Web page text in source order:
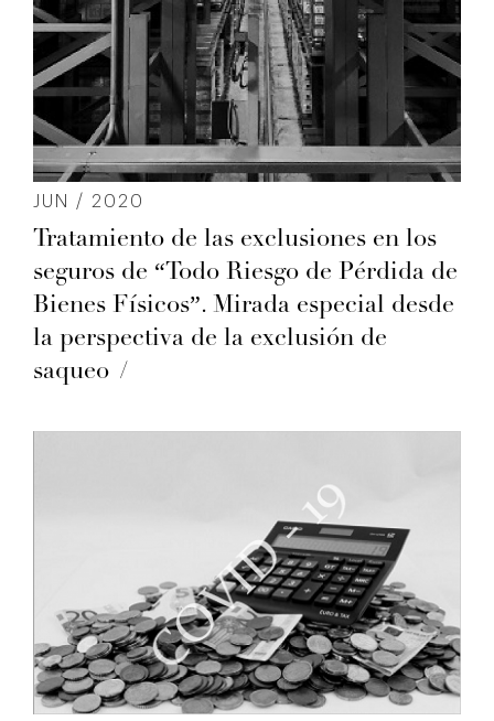
JUN / 2020
Tratamiento de las exclusiones en los
seguros de “Todo Riesgo de Pérdida de
Bienes Físicos”. Mirada especial desde
la perspectiva de la exclusión de
saqueo